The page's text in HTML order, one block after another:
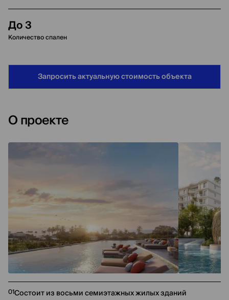
До 3
Количество спален
Запросить актуальную стоимость объекта
О проекте
01Состоит из восьми семиэтажных жилых зданий